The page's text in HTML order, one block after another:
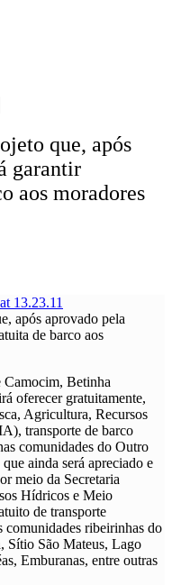
que, após
garantir
aos moradores
após aprovado pela
de barco aos
Camocim, Betinha
oferecer gratuitamente,
Agricultura, Recursos
transporte de barco
comunidades do Outro
ainda será apreciado e
meio da Secretaria
Hídricos e Meio
de transporte
comunidades ribeirinhas do
Sítio São Mateus, Lago
Emburanas, entre outras